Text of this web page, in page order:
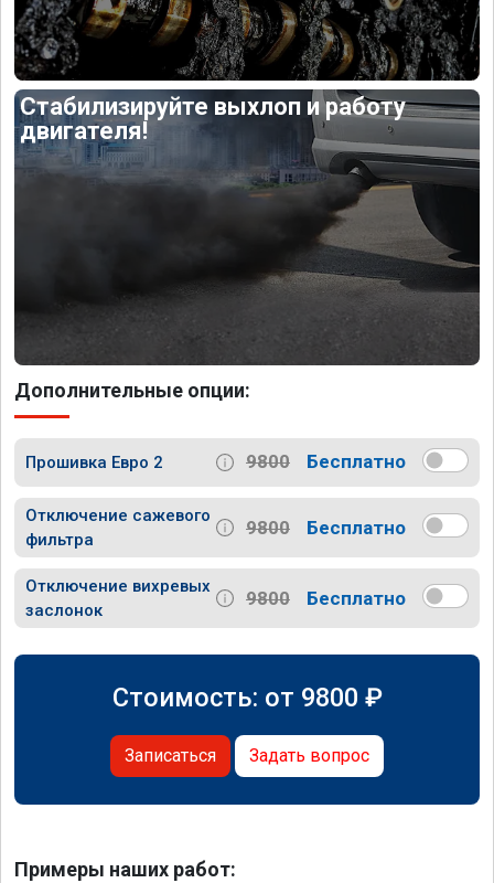
Стабилизируйте выхлоп и работу
двигателя!
Дополнительные опции:
Прошивка Евро 2 9800 Бесплатно
Отключение сажевого
фильтра
9800 Бесплатно
Отключение вихревых
заслонок
9800 Бесплатно
Стоимость: от 9800 ₽
Записаться Задать вопрос
Примеры наших работ: